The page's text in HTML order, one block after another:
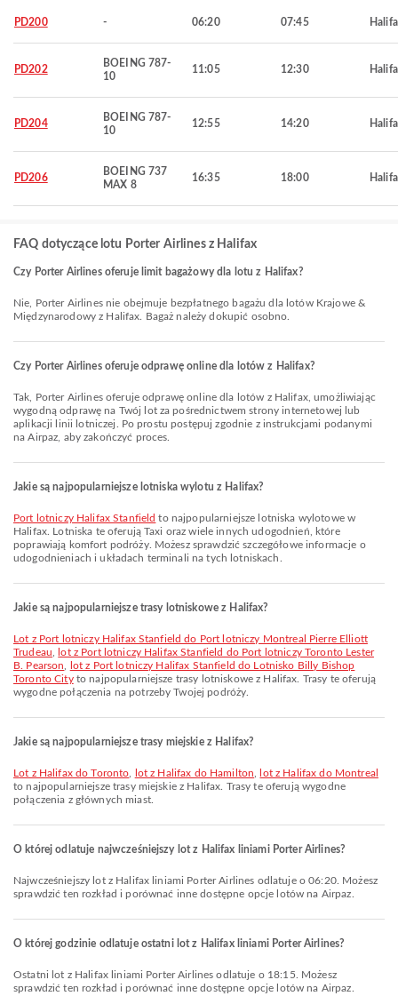
PD200 - 06:20 07:45
PD202
BOEING 787-
10
11:05 12:30
PD204
BOEING 787-
10
12:55 14:20
PD206
BOEING 737
MAX 8
16:35 18:00
FAQ dotyczące lotu Porter Airlines z Halifax
Czy Porter Airlines oferuje limit bagażowy dla lotu z Halifax?
Nie, Porter Airlines nie obejmuje bezpłatnego bagażu dla lotów Krajowe &
Międzynarodowy z Halifax. Bagaż należy dokupić osobno.
Czy Porter Airlines oferuje odprawę online dla lotów z Halifax?
Tak, Porter Airlines oferuje odprawę online dla lotów z Halifax, umożliwiając
wygodną odprawę na Twój lot za pośrednictwem strony internetowej lub
aplikacji linii lotniczej. Po prostu postępuj zgodnie z instrukcjami podanymi
na Airpaz, aby zakończyć proces.
Jakie są najpopularniejsze lotniska wylotu z Halifax?
Port lotniczy Halifax Stanfield to najpopularniejsze lotniska wylotowe w
Halifax. Lotniska te oferują Taxi oraz wiele innych udogodnień, które
poprawiają komfort podróży. Możesz sprawdzić szczegółowe informacje o
udogodnieniach i układach terminali na tych lotniskach.
Jakie są najpopularniejsze trasy lotniskowe z Halifax?
lot z Port lotniczy Halifax Stanfield do Port lotniczy Montreal Pierre Elliott
Trudeau
lot z Port lotniczy Halifax Stanfield do Port lotniczy Toronto Lester
B. Pearson
lot z Port lotniczy Halifax Stanfield do Lotnisko Billy Bishop
Toronto Cityto najpopularniejsze trasy lotniskowe z Halifax. Trasy te oferują
wygodne połączenia na potrzeby Twojej podróży.
Jakie są najpopularniejsze trasy miejskie z Halifax?
lot z Halifax do Toronto lot z Halifax do Hamilton
lot z Halifax do Montreal
to najpopularniejsze trasy miejskie z Halifax. Trasy te oferują wygodne
połączenia z głównych miast.
O której odlatuje najwcześniejszy lot z Halifax liniami Porter Airlines?
Najwcześniejszy lot z Halifax liniami Porter Airlines odlatuje o 06:20. Możesz
sprawdzić ten rozkład i porównać inne dostępne opcje lotów na Airpaz.
O której godzinie odlatuje ostatni lot z Halifax liniami Porter Airlines?
Ostatni lot z Halifax liniami Porter Airlines odlatuje o 18:15. Możesz
sprawdzić ten rozkład i porównać inne dostępne opcje lotów na Airpaz.